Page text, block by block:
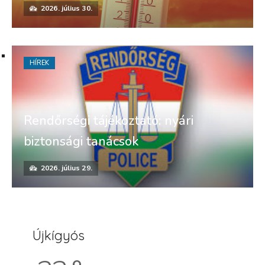
2026. július 30.
Rendőrségi tájékoztató: nyári
biztonsági tanácsok
2026. július 29.
HÍREK
Újkígyós